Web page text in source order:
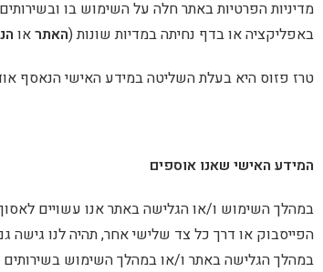
מדיניות הפרטיות באתר חלה על השימוש בו
באפליקציה או בדף נחיתה במדיות שונות (האתראו
טרז פזוס היא בעלת השליטה במידע האישי הנאסף
המידע האישי שאנו אוספים
במהלך השימוש ו/או הגלישה באתר אנו עשויים
הפייסבוק או דרך כל צד שלישי אחר, תהיה לנו גישה